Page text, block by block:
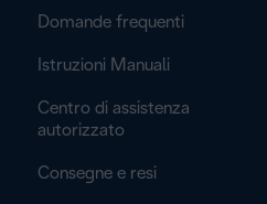
Domande frequenti
Istruzioni Manuali
Centro di assistenza
autorizzato
Consegne e resi